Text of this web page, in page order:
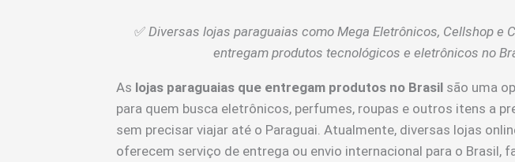
✅ Diversas lojas paraguaias como Mega Eletrônicos, Cellshop e
entregam produtos tecnológicos e eletrônicos no
As lojas paraguaias que entregam produtos no Brasil são uma
para quem busca eletrônicos, perfumes, roupas e outros itens a
sem precisar viajar até o Paraguai. Atualmente, diversas lojas
oferecem serviço de entrega ou envio internacional para o Brasil,